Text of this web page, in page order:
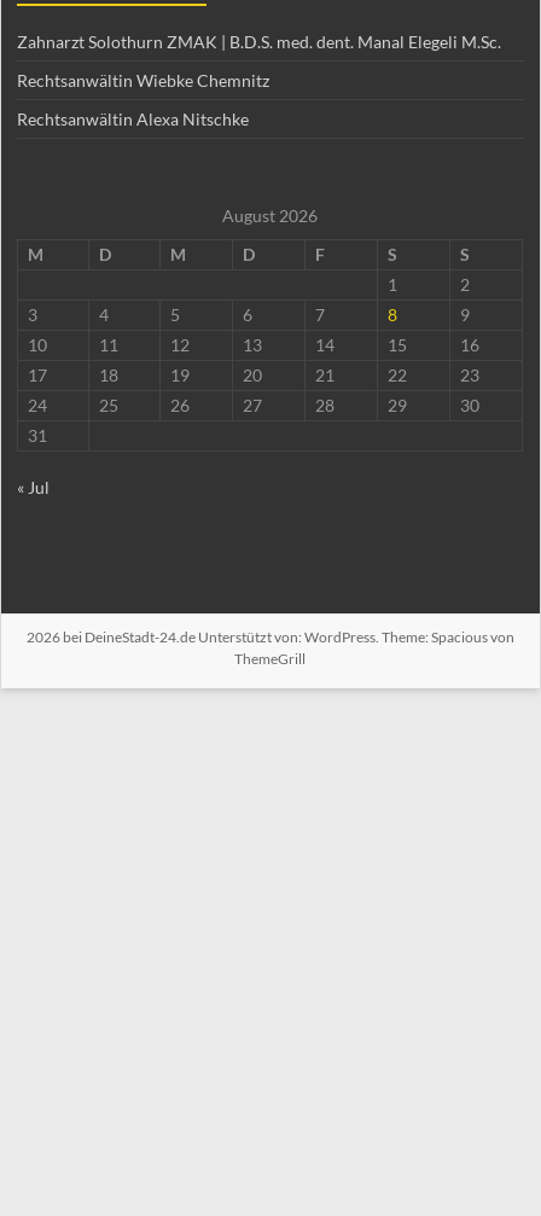
Zahnarzt Solothurn ZMAK | B.D.S. med. dent. Manal Elegeli M.Sc.
Rechtsanwältin Wiebke Chemnitz
Rechtsanwältin Alexa Nitschke
August 2026
M
D M D F S
S
1
2
3
4 5 6 7 8
9
10
11 12 13 14 15
16
17
18 19 20 21 22
23
24
25 26 27 28 29
30
31
« Jul
2026 bei DeineStadt-24.deUnterstützt von: WordPress. Theme: Spacious von
ThemeGrill